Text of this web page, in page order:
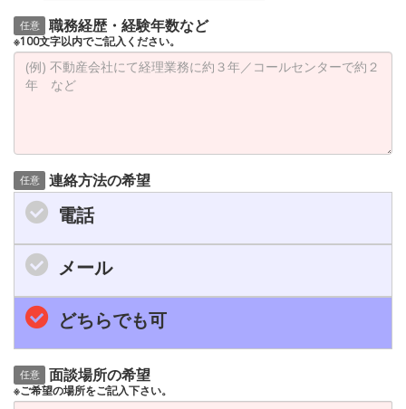
任意 職務経歴・経験年数など
※100文字以内でご記入ください。
任意 連絡方法の希望
電話
メール
どちらでも可
任意 面談場所の希望
※ご希望の場所をご記入下さい。